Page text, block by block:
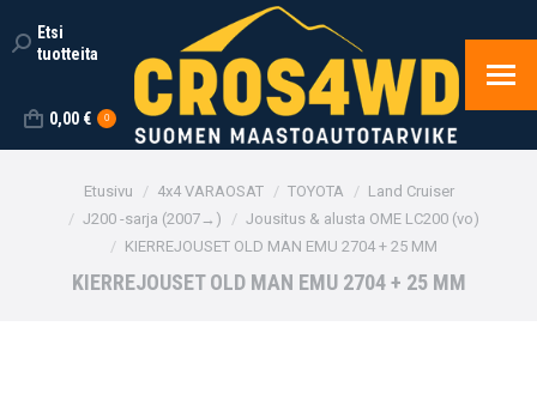
Search:
Etsi
tuotteita
0,00 € 0
You are here:
Etusivu 4x4 VARAOSAT TOYOTA
Land Cruiser
J200 -sarja (2007→)
Jousitus & alusta OME LC200 (vo)
KIERREJOUSET OLD MAN EMU 2704 + 25 MM
KIERREJOUSET OLD MAN EMU 2704 + 25 MM